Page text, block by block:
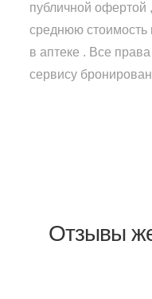
публичной офертой
среднюю стоимость
в аптеке . Все
сервису
Отзывы